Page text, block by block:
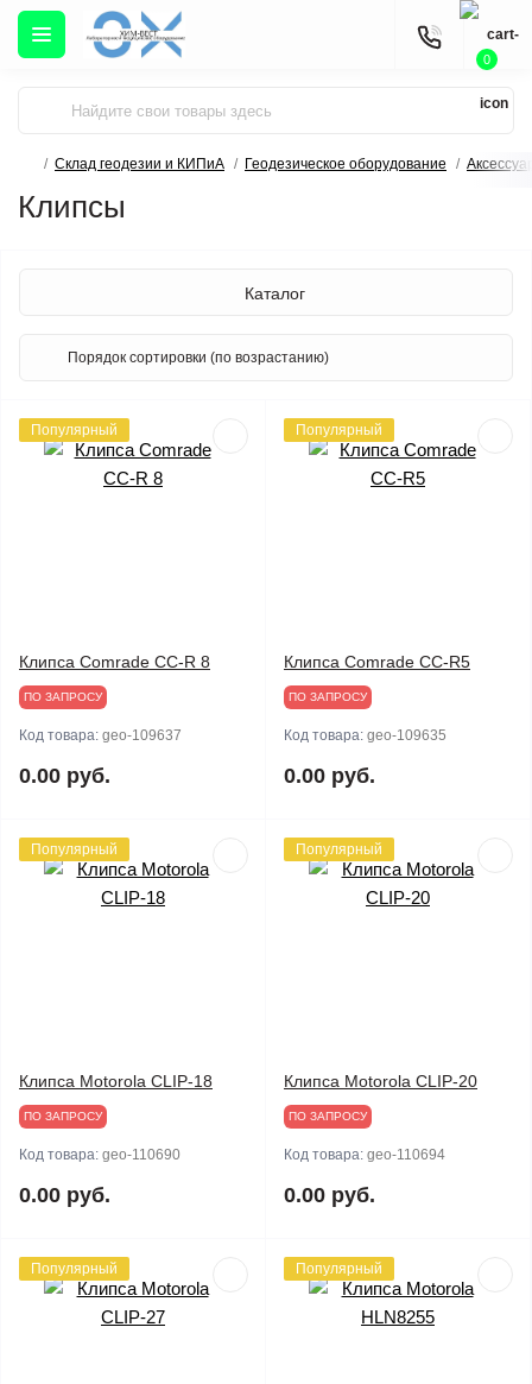
0
Склад геодезии и КИПиА Геодезическое оборудование
Клипсы
Каталог
Популярный
Клипса Comrade CC-R 8
ПО ЗАПРОСУ
Код товара: geo-109637
0.00 руб.
Популярный
Клипса Comrade CC-R5
ПО ЗАПРОСУ
Код товара: geo-109635
0.00 руб.
Популярный
Клипса Motorola CLIP-18
ПО ЗАПРОСУ
Код товара: geo-110690
0.00 руб.
Популярный
Клипса Motorola CLIP-20
ПО ЗАПРОСУ
Код товара: geo-110694
0.00 руб.
Популярный Популярный